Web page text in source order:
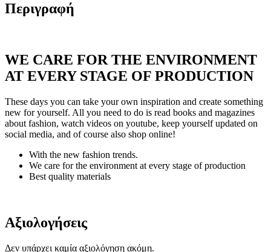
Περιγραφή
WE CARE FOR THE ENVIRONMENT
AT EVERY STAGE OF PRODUCTION
These days you can take your own inspiration and create something
new for yourself. All you need to do is read books and magazines
about fashion, watch videos on youtube, keep yourself updated on
social media, and of course also shop online!
With the new fashion trends.
We care for the environment at every stage of production
Best quality materials
Αξιολογήσεις
Δεν υπάρχει καμία αξιολόγηση ακόμη.